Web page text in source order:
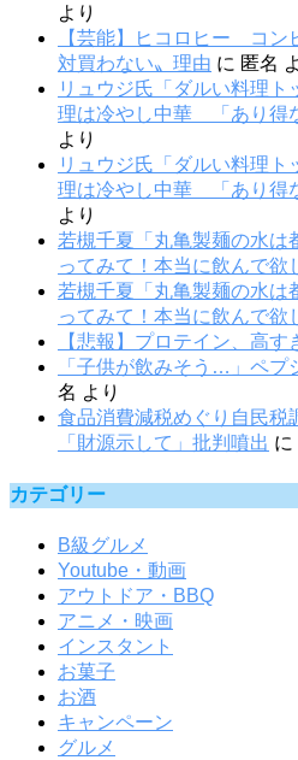
より
【芸能】ヒコロヒー コン
対買わない〟理由 に 匿名
リュウジ氏「ダルい料理
理は冷やし中華 「あり得
より
リュウジ氏「ダルい料理
理は冷やし中華 「あり得
より
若槻千夏「丸亀製麺の水は
ってみて！本当に飲んで欲
若槻千夏「丸亀製麺の水は
ってみて！本当に飲んで欲
【悲報】プロテイン、高す
「子供が飲みそう…」ペプ
名 より
食品消費減税めぐり自民
「財源示して」批判噴出 に
カテゴリー
B級グルメ
Youtube・動画
アウトドア・BBQ
アニメ・映画
インスタント
お菓子
お酒
キャンペーン
グルメ